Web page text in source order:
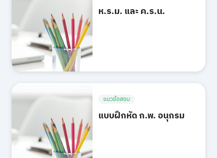
ห.ร.ม. และ ค.ร.น.
แนวข้อสอบ
แบบฝึกหัด ก.พ. อนุกรม